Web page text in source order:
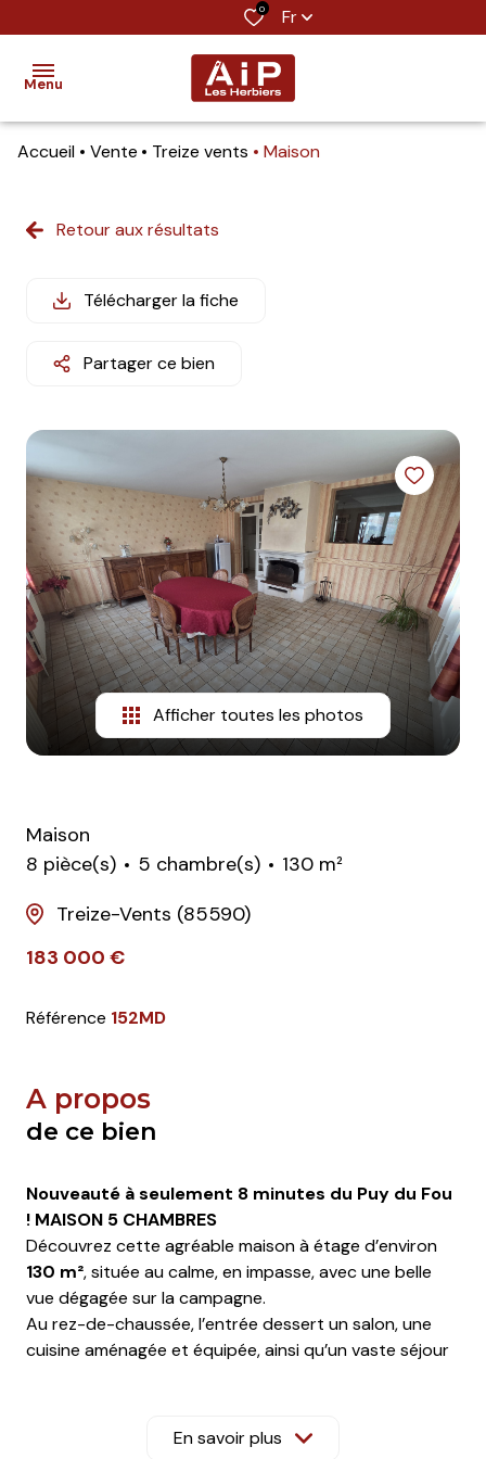
0 Fr
Menu
ventes
estimation
contact
Accueil Vente Treize vents Maison
Retour aux résultats
Télécharger la fiche
Partager ce bien
Afficher toutes les photos
Maison
8 pièce(s)
5 chambre(s)
130 m²
Treize-Vents (85590)
183 000 €
Référence 152MD
A propos
de ce bien
Nouveauté à seulement 8 minutes du Puy du Fou
! MAISON 5 CHAMBRES
Découvrez cette agréable maison à étage d’environ
130 m², située au calme, en impasse, avec une belle
vue dégagée sur la campagne.
Au rez-de-chaussée, l’entrée dessert un salon, une
cuisine aménagée et équipée, ainsi qu’un vaste séjour
et un WC indépendant.
4 chambres
En savoir plus